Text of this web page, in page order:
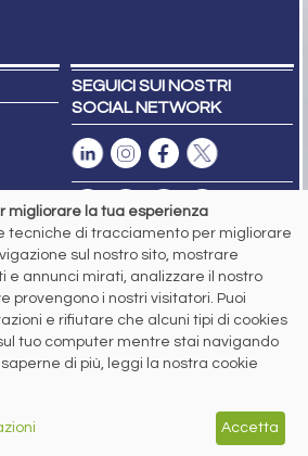
SEGUICI SUI NOSTRI
SOCIAL NETWORK
versato
del Tribunale di Brescia n. 11/2004 del 17
n. 26116.
migliorare la tua esperienza
tecniche di tracciamento per migliorare
sul nostro sito, mostrare
e annunci mirati, analizzare il nostro
provengono i nostri visitatori. Puoi
e rifiutare che alcuni tipi di cookies
tuo computer mentre stai navigando
di più, leggi la nostra cookie
Accetta